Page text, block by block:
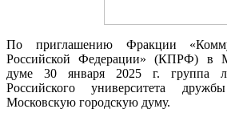
По приглашению Фракции
Российской Федерации» (КПРФ) в
думе 30 января 2025 г. группа
Российского университета
Московскую городскую думу.